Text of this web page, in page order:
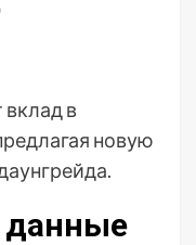
в
новую
данные